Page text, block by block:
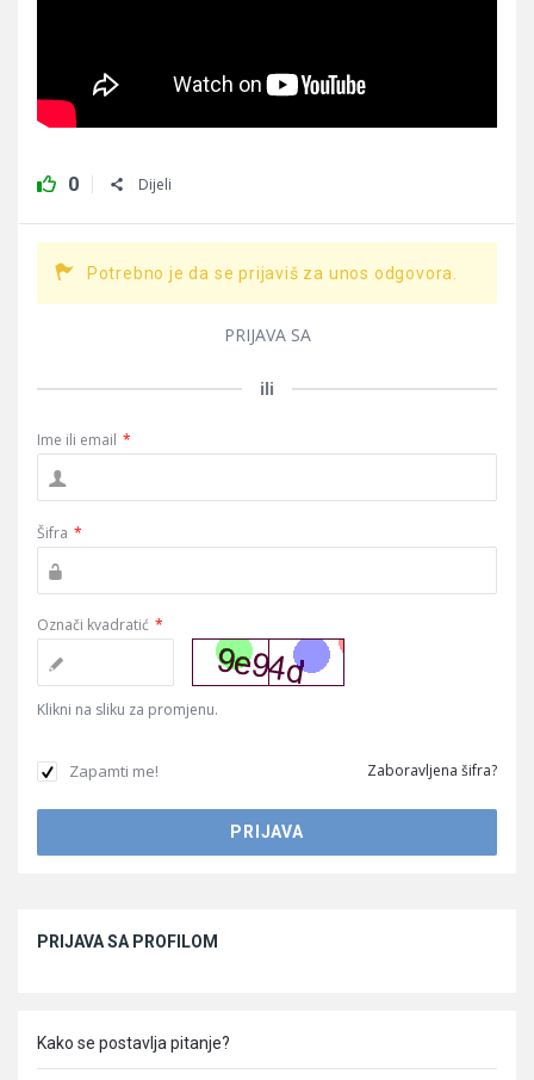
0 Dijeli
Potrebno je da se prijaviš za unos odgovora.
PRIJAVA SA
ili
Ime ili email *
Šifra *
Označi kvadratić *
Klikni na sliku za promjenu.
Zapamti me! Zaboravljena šifra?
PRIJAVA SA PROFILOM
Kako se postavlja pitanje?